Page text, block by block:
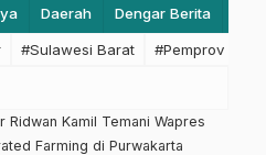
Daerah Dengar Berita
#Sulawesi Barat #Pemprov
Ridwan Kamil Temani Wapres
Farming di Purwakarta